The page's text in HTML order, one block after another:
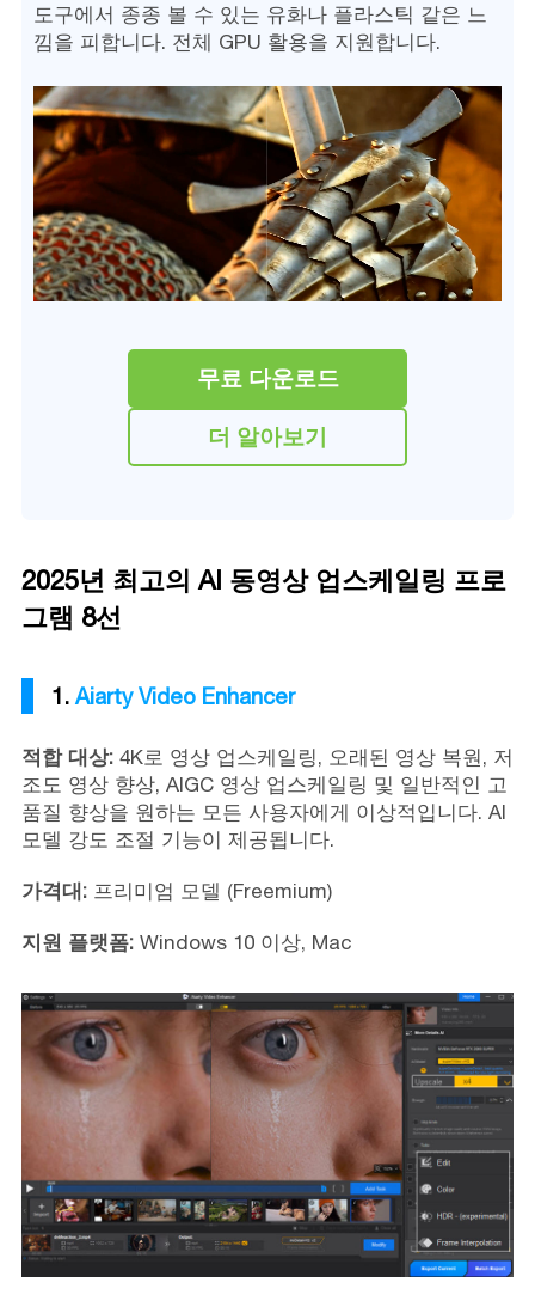
도구에서 종종 볼 수 있는 유화나 플라스틱 같은 느
낌을 피합니다. 전체 GPU 활용을 지원합니다.
무료 다운로드
더 알아보기
2025년 최고의 AI 동영상 업스케일링 프로
그램 8선
1. Aiarty Video Enhancer
적합 대상:4K로 영상 업스케일링, 오래된 영상 복원, 저
조도 영상 향상, AIGC 영상 업스케일링 및 일반적인 고
품질 향상을 원하는 모든 사용자에게 이상적입니다. AI
모델 강도 조절 기능이 제공됩니다.
가격대:프리미엄 모델 (Freemium)
지원 플랫폼:Windows 10 이상, Mac